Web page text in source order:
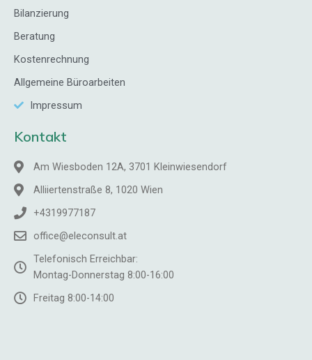
Bilanzierung
Beratung
Kostenrechnung
Allgemeine Büroarbeiten
Impressum
Kontakt
Am Wiesboden 12A, 3701 Kleinwiesendorf
Alliiertenstraße 8, 1020 Wien
+4319977187
office@eleconsult.at
Telefonisch Erreichbar:
Montag-Donnerstag 8:00-16:00
Freitag 8:00-14:00